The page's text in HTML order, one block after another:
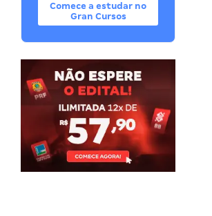
Comece a estudar no
Gran Cursos